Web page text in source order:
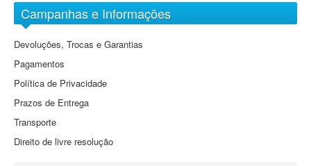
Objectivas EF-M
Grande Angular
Grande Angular Zoom
Standard
Standard Zoom
Tele Zoom
DVD
Baterias
Cartões de Memória
Cassetes
Campanhas e Informações
Devoluções, Trocas e Garantias
Pagamentos
Política de Privacidade
Prazos de Entrega
Transporte
Direito de livre resolução